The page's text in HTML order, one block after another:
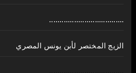
....................................
الزيج المختصر لأبن يونس المصري